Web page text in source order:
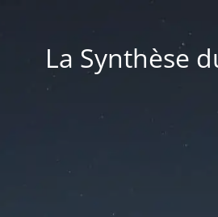
La Synthèse